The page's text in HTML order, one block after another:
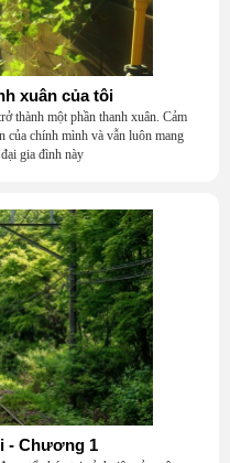
xuân của tôi
thành một phần thanh xuân. Cảm
của chính mình và vẫn luôn mang
gia đình này
- Chương 1